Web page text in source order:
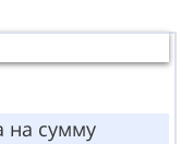
на сумму